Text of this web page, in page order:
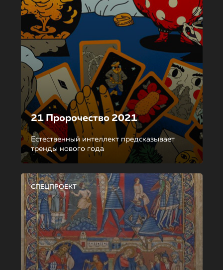
21 Пророчество 2021
Естественный интеллект предсказывает
тренды нового года
СПЕЦПРОЕКТ